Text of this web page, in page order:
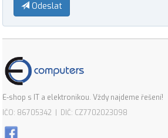
Odeslat
E-shop s IT a elektronikou. Vždy najdeme řešení!
IČO: 86705342 | DIČ: CZ7702023098